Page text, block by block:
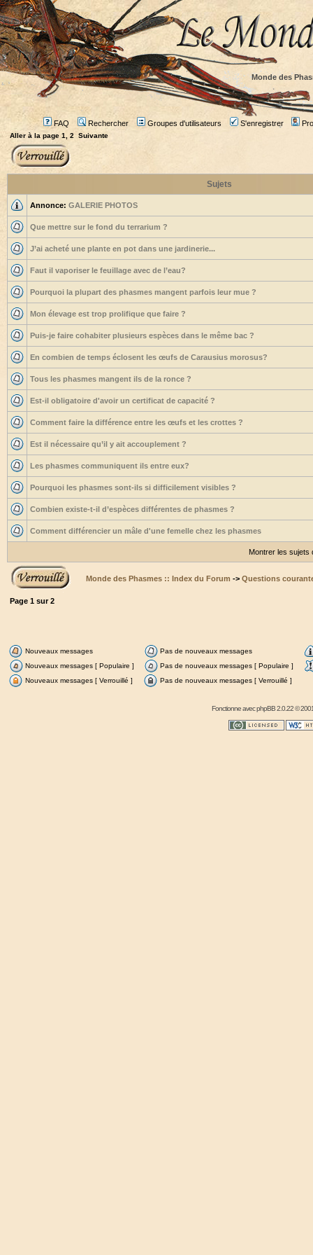
Monde des
FAQ Rechercher Groupes d'utilisateurs S'enregistrer
Aller à la page 1 2 Suivante
Sujets
Annonce: GALERIE PHOTOS
Que mettre sur le fond du terrarium ?
J’ai acheté une plante en pot dans une jardinerie...
Faut il vaporiser le feuillage avec de l’eau?
Pourquoi la plupart des phasmes mangent parfois leur mue ?
Mon élevage est trop prolifique que faire ?
Puis-je faire cohabiter plusieurs espèces dans le même bac ?
En combien de temps éclosent les œufs de Carausius morosus?
Tous les phasmes mangent ils de la ronce ?
Est-il obligatoire d'avoir un certificat de capacité ?
Comment faire la différence entre les œufs et les crottes ?
Est il nécessaire qu’il y ait accouplement ?
Les phasmes communiquent ils entre eux?
Pourquoi les phasmes sont-ils si difficilement visibles ?
Combien existe-t-il d’espèces différentes de phasmes ?
Comment différencier un mâle d'une femelle chez les phasmes
Montrer les sujets
Monde des Phasmes :: Index du Forum -> Questions
Page 1 sur2
Nouveaux messages
Pas de nouveaux messages
Nouveaux messages [ Populaire ]
Pas de nouveaux messages [ Populaire ]
Nouveaux messages [ Verrouillé ]
Pas de nouveaux messages [ Verrouillé ]
Fonctionne avecphpBB2.0.22 ©